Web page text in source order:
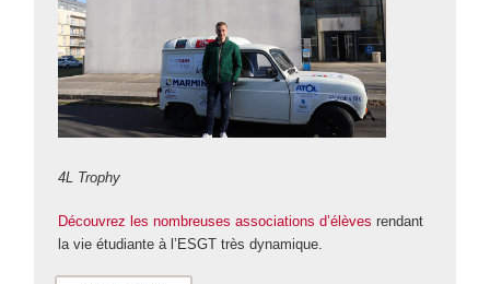
4L Trophy
Découvrez les nombreuses associations d’élèves rendant
la vie étudiante à l’ESGT très dynamique.